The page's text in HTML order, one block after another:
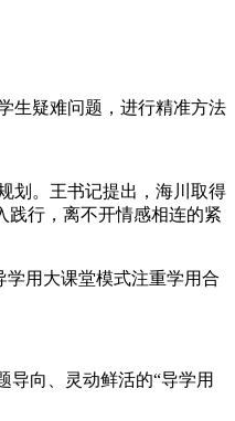
生疑难问题，进行精准方法
划 。王书记提出，海川取得
践行，离不开情感相连的紧
学用大课堂模式注重学用合
导向、
灵动鲜活的“导学用